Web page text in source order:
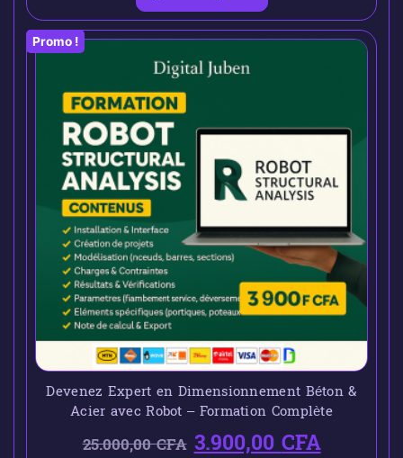
Promo !
Devenez Expert en Dimensionnement Béton &
Acier avec Robot – Formation Complète
25.000,00CFA 3.900,00CFA